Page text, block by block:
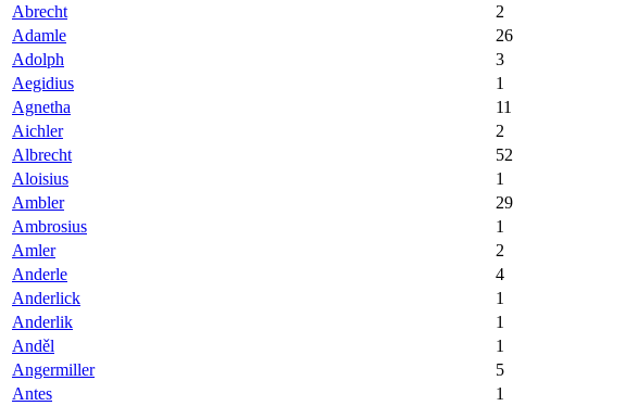
Abrecht
2
Adamle
26
Adolph
3
Aegidius
1
Agnetha
11
Aichler
2
Albrecht
52
Aloisius
1
Ambler
29
Ambrosius
1
Amler
2
Anderle
4
Anderlick
1
Anderlik
1
Anděl
1
Angermiller
5
Antes
1